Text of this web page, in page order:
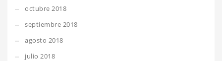
octubre 2018
septiembre 2018
agosto 2018
julio 2018